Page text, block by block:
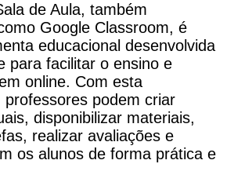
de Aula, também
Google Classroom, é
educacional desenvolvida
para facilitar o ensino e
online. Com esta
professores podem criar
disponibilizar materiais,
realizar avaliações e
os alunos de forma prática e